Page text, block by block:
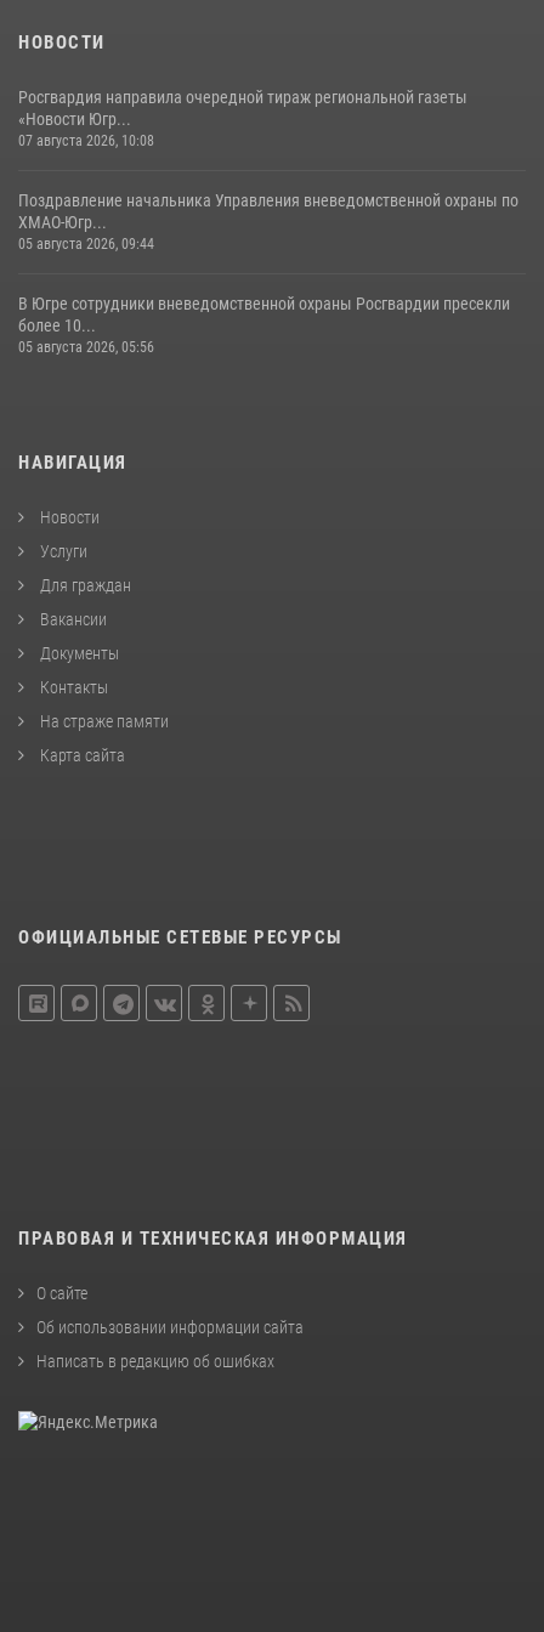
НОВОСТИ
Росгвардия направила очередной тираж региональной газеты
«Новости Югр...
07 августа 2026, 10:08
Поздравление начальника Управления вневедомственной охраны по
ХМАО-Югр...
05 августа 2026, 09:44
В Югре сотрудники вневедомственной охраны Росгвардии пресекли
более 10...
05 августа 2026, 05:56
НАВИГАЦИЯ
Новости
Услуги
Для граждан
Вакансии
Документы
Контакты
На страже памяти
Карта сайта
ОФИЦИАЛЬНЫЕ СЕТЕВЫЕ РЕСУРСЫ
ПРАВОВАЯ И ТЕХНИЧЕСКАЯ ИНФОРМАЦИЯ
О сайте
Об использовании информации сайта
Написать в редакцию об ошибках